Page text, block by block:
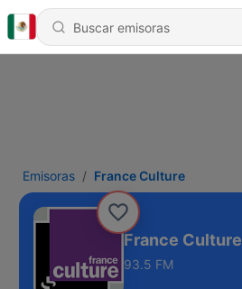
Emisoras France Culture
France Culture
93.5 FM